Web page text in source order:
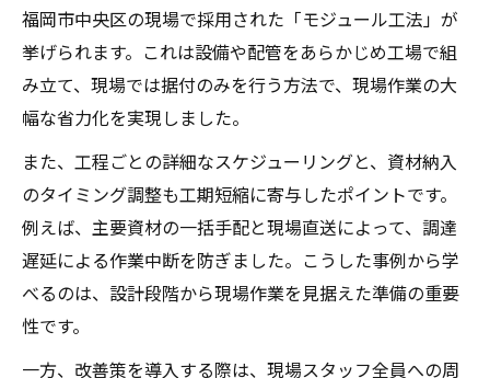
福岡市中央区の現場で採用された「モジュール工法」が
挙げられます。これは設備や配管をあらかじめ工場で組
み立て、現場では据付のみを行う方法で、現場作業の大
幅な省力化を実現しました。
また、工程ごとの詳細なスケジューリングと、資材納入
のタイミング調整も工期短縮に寄与したポイントです。
例えば、主要資材の一括手配と現場直送によって、調達
遅延による作業中断を防ぎました。こうした事例から学
べるのは、設計段階から現場作業を見据えた準備の重要
性です。
一方、改善策を導入する際は、現場スタッフ全員への周